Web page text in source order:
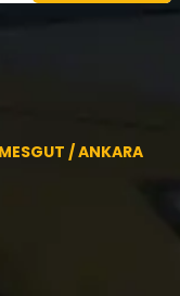
/ ANKARA